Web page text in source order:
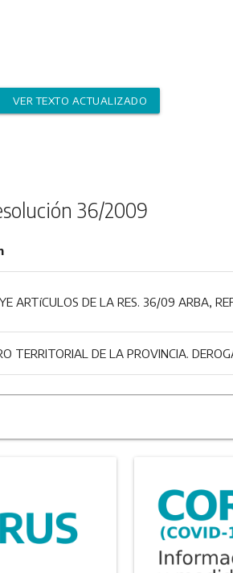
VER TEXTO ACTUALIZADO
36/2009
ARTíCULOS DE LA RES. 36/09 ARBA,
TERRITORIAL DE LA PROVINCIA.